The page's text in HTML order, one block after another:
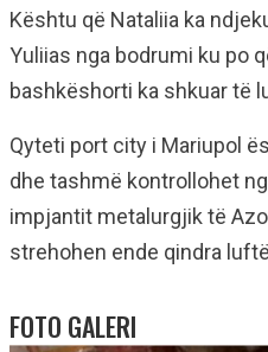
Kështu që Nataliia ka
Yuliias nga bodrumi ku po
bashkëshorti ka shkuar të
Qyteti port city i Mariupol
dhe tashmë kontrollohet
impjantit metalurgjik të
strehohen ende qindra
FOTO GALERI